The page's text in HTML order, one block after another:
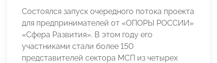
Состоялся запуск очередного потока проекта
для предпринимателей от «ОПОРЫ РОССИИ»
«Сфера Развития». В этом году его
участниками стали более 150
представителей сектора МСП из четырех